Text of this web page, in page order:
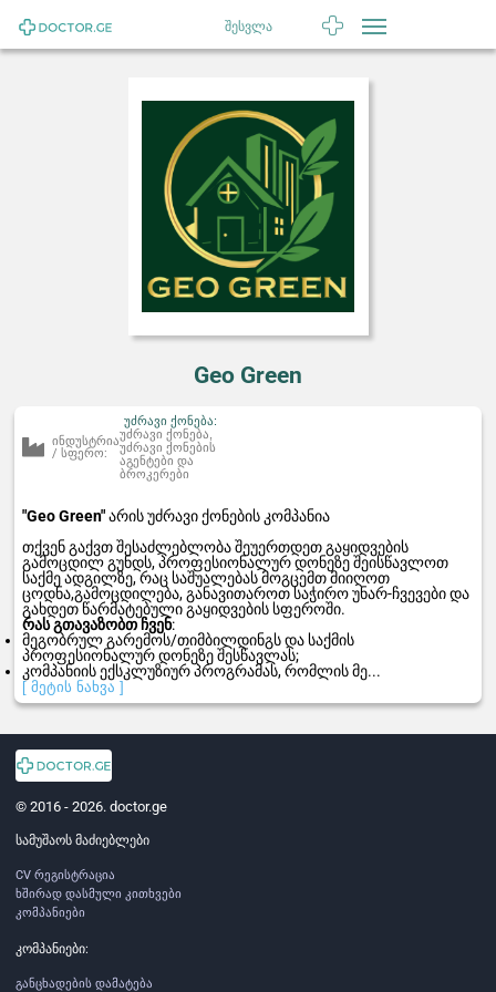
შესვლა
Geo Green
ინდუსტრია
/ სფერო:
უძრავი ქონება:
უძრავი ქონება,
უძრავი ქონების
აგენტები და
ბროკერები
"Geo Green"არის უძრავი ქონების კომპანია
თქვენ გაქვთ შესაძლებლობა შეუერთდეთ გაყიდვების
გამოცდილ გუნდს, პროფესიონალურ დონეზე შეისწავლოთ
საქმე ადგილზე, რაც საშუალებას მოგცემთ მიიღოთ
ცოდნა,გამოცდილება, განავითაროთ საჭირო უნარ-ჩვევები და
გახდეთ წარმატებული გაყიდვების სფეროში.
რას გთავაზობთ ჩვენ:
მეგობრულ გარემოს/თიმბილდინგს და საქმის
პროფესიონალურ დონეზე შესწავლას;
კომპანიის ექსკლუზიურ პროგრამას, რომლის მე...
[ მეტის ნახვა ]
© 2016 - 2026. doctor.ge
სამუშაოს მაძიებლები
CV რეგისტრაცია
ხშირად დასმული კითხვები
კომპანიები
კომპანიები:
განცხადების დამატება